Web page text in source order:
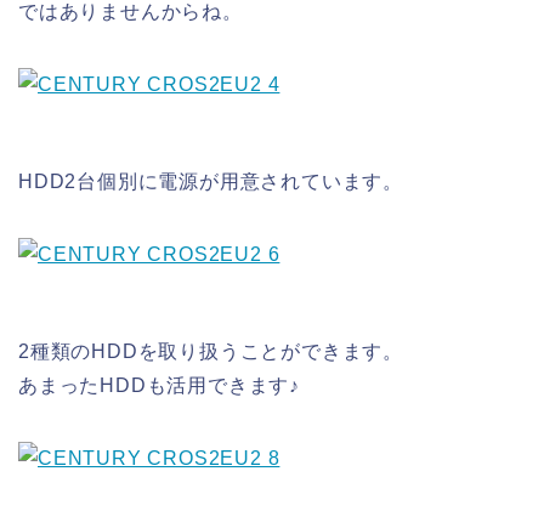
ではありませんからね。
HDD2台個別に電源が用意されています。
2種類のHDDを取り扱うことができます。
あまったHDDも活用できます♪